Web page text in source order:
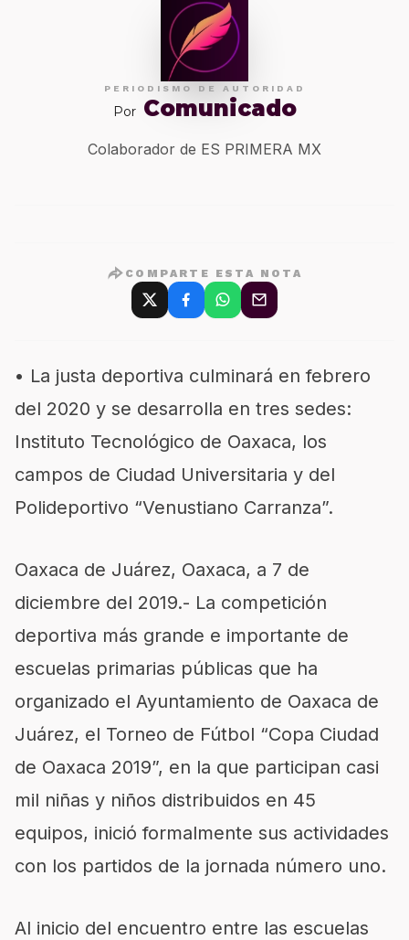
PERIODISMO DE AUTORIDAD
Por Comunicado
Colaborador de ES PRIMERA MX
COMPARTE ESTA NOTA
• La justa deportiva culminará en febrero
del 2020 y se desarrolla en tres sedes:
Instituto Tecnológico de Oaxaca, los
campos de Ciudad Universitaria y del
Polideportivo “Venustiano Carranza”.
Oaxaca de Juárez, Oaxaca, a 7 de
diciembre del 2019.- La competición
deportiva más grande e importante de
escuelas primarias públicas que ha
organizado el Ayuntamiento de Oaxaca de
Juárez, el Torneo de Fútbol “Copa Ciudad
de Oaxaca 2019”, en la que participan casi
mil niñas y niños distribuidos en 45
equipos, inició formalmente sus actividades
con los partidos de la jornada número uno.
Al inicio del encuentro entre las escuelas